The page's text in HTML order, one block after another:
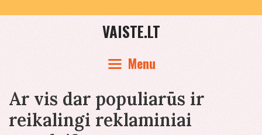
VAISTE.LT
Menu
Ar vis dar populiarūs ir
reikalingi reklaminiai